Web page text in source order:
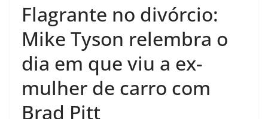
Flagrante no divórcio:
Mike Tyson relembra o
dia em que viu a ex-
mulher de carro com
Brad Pitt